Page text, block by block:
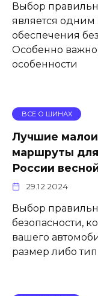
Выбор
является одним
обеспечения
Особенно важно
особенности
ВСЕ О ШИНАХ
Лучшие
маршруты
России
29.12.2024
Выбор
безопасности,
вашего
размер либо